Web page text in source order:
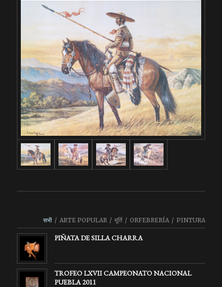
सभी / ARTE POPULAR / मूर्ति / ORFEBRERÍA / PINTURA
PIÑATA DE SILLA CHARRA
TROFEO LXVII CAMPEONATO NACIONAL
PUEBLA 2011